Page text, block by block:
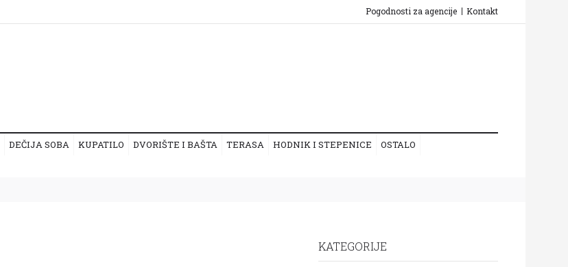
Pogodnosti za agencije Kontakt
DEČIJA SOBA KUPATILO DVORIŠTE I BAŠTA TERASA HODNIK I STEPENICE
OSTALO
KATEGORIJE